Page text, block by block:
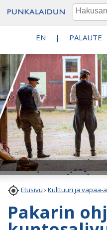
EN | PALAUTE
 Etusivu › Kulttuuri ja vapaa-
Pakarin